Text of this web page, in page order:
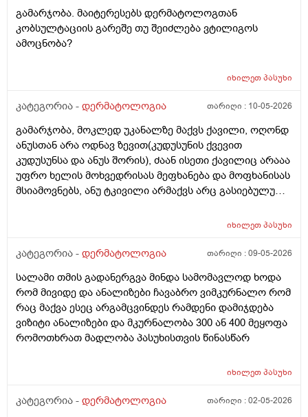
გამარჯობა. მაიტერესებს დერმატოლოგთან
კობსულტაციის გარეშე თუ შეიძლება ვტილიგოს
ამოცნობა?
იხილეთპასუხი
კატეგორია - დერმატოლოგია თარიღი : 10-05-2026
გამარჯობა, მოკლედ უკანალზე მაქვს ქავილი, ოღონდ
ანუსთან არა ოდნავ ზევით(კუდუსუნის ქვევით
კუდუსუნსა და ანუს შორის), ძაან ისეთი ქავილიც არააა
უფრო ხელის მოხვედრისას მეფხანება და მოფხანისას
მსიამოვნებს, ანუ ტკივილი არმაქვს არც გასიებულუ
ოპერაცია ანუ ბეწვის ჩაბრუნება(ლაზერით) მაგის მერე
წყლით) ანუ არამგონია რომ გამიმეორდეს. ჭიები
გარშემო, ჰემოროიდიც მაქვს ოდნავ, სოკო შეიძლება
იყოს? ან კანის გაღიზიანება?
იხილეთპასუხი
კატეგორია - დერმატოლოგია თარიღი :09-05-2026
სალამი თმის გადანერგვა მინდა სამომავლოდ ხოდა
რომ მივიდე და ანალიზები ჩავაბრო ვიმკურნალო რომ
რაც მაქვა ესეც არგამცვინდეს რამდენი დამიჯდება
ვიზიტი ანალიზები და მკურნალობა 300 ან 400 მეყოფა
რომოთხრათ მადლობა პასუხისთვის წინასწარ
იხილეთპასუხი
კატეგორია - დერმატოლოგია თარიღი :02-05-2026